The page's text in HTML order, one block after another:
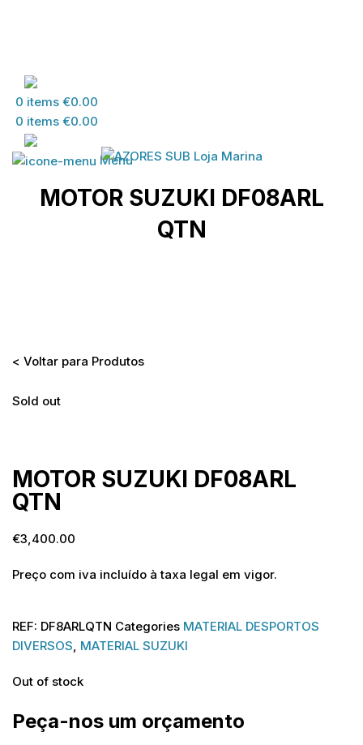
0 items €0.00
0 items €0.00
Menu
MOTOR SUZUKI DF08ARL
QTN
< Voltar para Produtos
Sold out
MOTOR SUZUKI DF08ARL
QTN
€3,400.00
Preço com iva incluído à taxa legal em vigor.
REF: DF8ARLQTN Categories MATERIAL DESPORTOS
DIVERSOS, MATERIAL SUZUKI
Out of stock
Peça-nos um orçamento